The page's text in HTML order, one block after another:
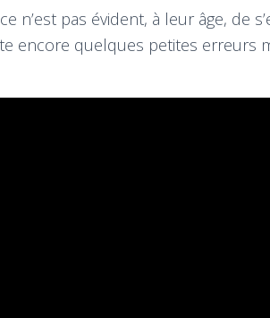
n’est pas évident, à leur âge, de
encore quelques petites erreurs